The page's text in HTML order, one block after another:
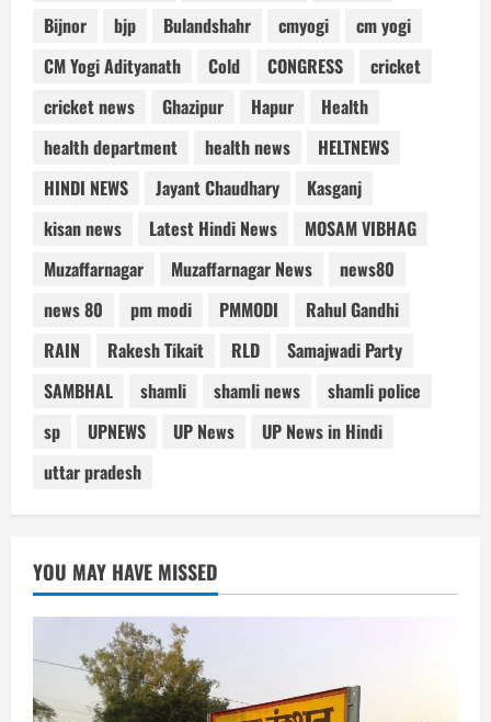
Bijnor
bjp Bulandshahr cmyogi
cm yogi
CM Yogi Adityanath
Cold CONGRESS
cricket
cricket news
Ghazipur Hapur
Health
health department
health news
HELTNEWS
HINDI NEWS
Jayant Chaudhary
Kasganj
kisan news
Latest Hindi News
MOSAM VIBHAG
Muzaffarnagar
Muzaffarnagar News
news80
news 80
pm modi PMMODI
Rahul Gandhi
RAIN
Rakesh Tikait RLD
Samajwadi Party
SAMBHAL
shamli shamli news
shamli police
sp
UPNEWS UP News
UP News in Hindi
uttar pradesh
YOU MAY HAVE MISSED